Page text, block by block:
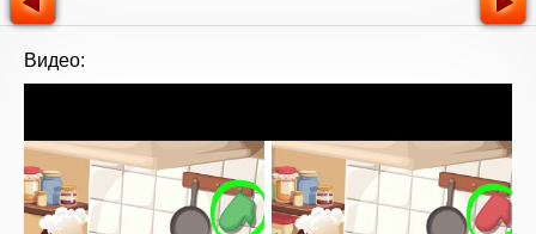
Видео: